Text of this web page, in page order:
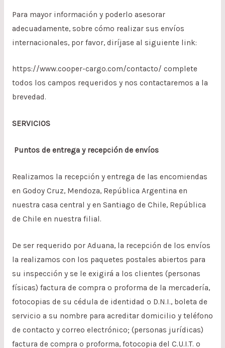
Para mayor información y poderlo asesorar
adecuadamente, sobre cómo realizar sus envíos
internacionales, por favor, diríjase al siguiente link:
https://www.cooper-cargo.com/contacto/ complete
todos los campos requeridos y nos contactaremos a la
brevedad.
SERVICIOS
Puntos de entrega y recepción de envíos
Realizamos la recepción y entrega de las encomiendas
en Godoy Cruz, Mendoza, República Argentina en
nuestra casa central y en Santiago de Chile, República
de Chile en nuestra filial.
De ser requerido por Aduana, la recepción de los envíos
la realizamos con los paquetes postales abiertos para
su inspección y se le exigirá a los clientes (personas
físicas) factura de compra o proforma de la mercadería,
fotocopias de su cédula de identidad o D.N.I., boleta de
servicio a su nombre para acreditar domicilio y teléfono
de contacto y correo electrónico; (personas jurídicas)
factura de compra o proforma, fotocopia del C.U.I.T. o